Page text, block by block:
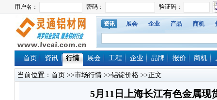
资讯 展会 企业 产品 商机
首页 资讯 行情 展会 工程 企业 品牌 报价 商机
当前位置： 首页 >>市场行情 >>铝锭价格 >>正文
5月11日上海长江有色金属现